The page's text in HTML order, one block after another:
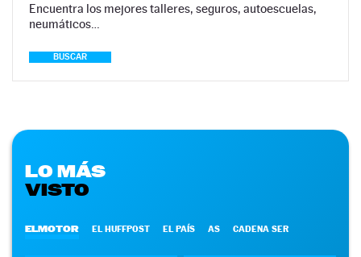
Encuentra los mejores talleres, seguros, autoescuelas,
neumáticos…
BUSCAR
LO MÁS
VISTO
ELMOTOR EL HUFFPOST EL PAÍS AS CADENA SER